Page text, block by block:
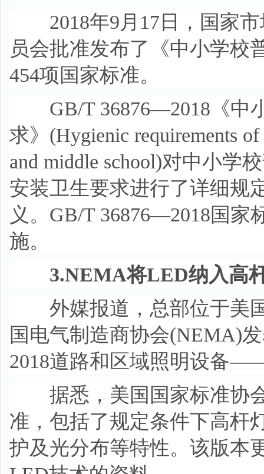
2018年9月17日，国家市
员会批准发布了《中小学校
454项国家标准。
GB/T 36876—2018《中
求》(Hygienic requirements
and middle school)对中小学
安装卫生要求进行了详细规
义。GB/T 36876—2018国家
施。
3.NEMA将LED纳入高
外媒报道，总部位于美国
国电气制造商协会(NEMA)
2018道路和区域照明设备
据悉，美国国家标准协会
准，包括了规定条件下高杆
护及光分布等特性。该版本